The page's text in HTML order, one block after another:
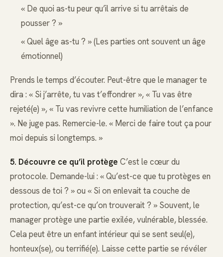
« De quoi as-tu peur qu’il arrive si tu arrêtais de
pousser ? »
« Quel âge as-tu ? » (Les parties ont souvent un âge
émotionnel)
Prends le temps d’écouter. Peut-être que le manager te
dira : « Si j’arrête, tu vas t’effondrer », « Tu vas être
rejeté(e) », « Tu vas revivre cette humiliation de l’enfance
». Ne juge pas. Remercie-le. « Merci de faire tout ça pour
moi depuis si longtemps. »
5. Découvre ce qu’il protège C’est le cœur du
protocole. Demande-lui : « Qu’est-ce que tu protèges en
dessous de toi ? » ou « Si on enlevait ta couche de
protection, qu’est-ce qu’on trouverait ? » Souvent, le
manager protège une partie exilée, vulnérable, blessée.
Cela peut être un enfant intérieur qui se sent seul(e),
honteux(se), ou terrifié(e). Laisse cette partie se révéler